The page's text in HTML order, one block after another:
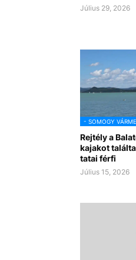
Július 29, 2026
- SOMOGY
Rejtély a
kajakot
tatai férfi
Július 15, 2026